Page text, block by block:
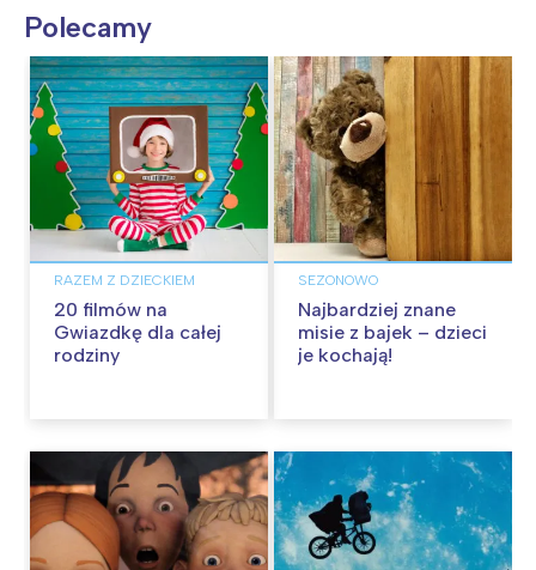
Polecamy
RAZEM Z DZIECKIEM
20 filmów na
Gwiazdkę dla całej
rodziny
SEZONOWO
Najbardziej znane
misie z bajek – dzieci
je kochają!